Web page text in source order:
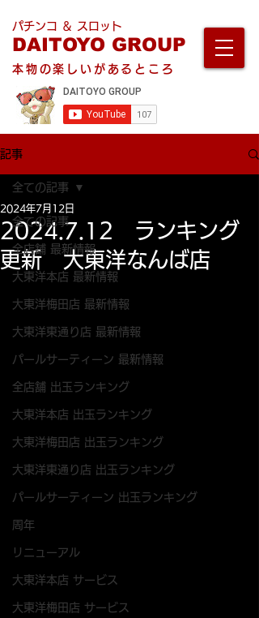
パチンコ ＆ スロット
DAITOYO GROUP
本物の楽しいがあるところ
記事
全ての記事
全店舗 最新情報
大東洋本店 最新情報
大東洋梅田店 最新情報
大東洋東通り店 最新情報
パールサーティーン 最新情報
全店舗 出玉ランキング
大東洋本店 出玉ランキング
大東洋梅田店 出玉ランキング
大東洋東通り店 出玉ランキング
パールサーティーン 出玉ランキング
周年
リニューアル
大東洋本店 サービス
大東洋梅田店 サービス
全ての記事
2024.7.12 ランキング
更新 大東洋なんば店
2024年7月12日